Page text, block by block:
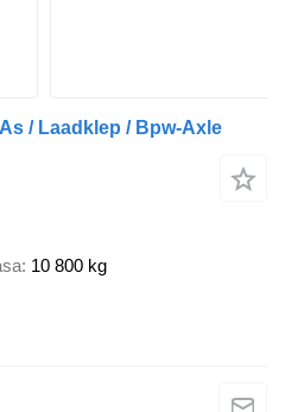
/ Laadklep / Bpw-Axle
10 800 kg